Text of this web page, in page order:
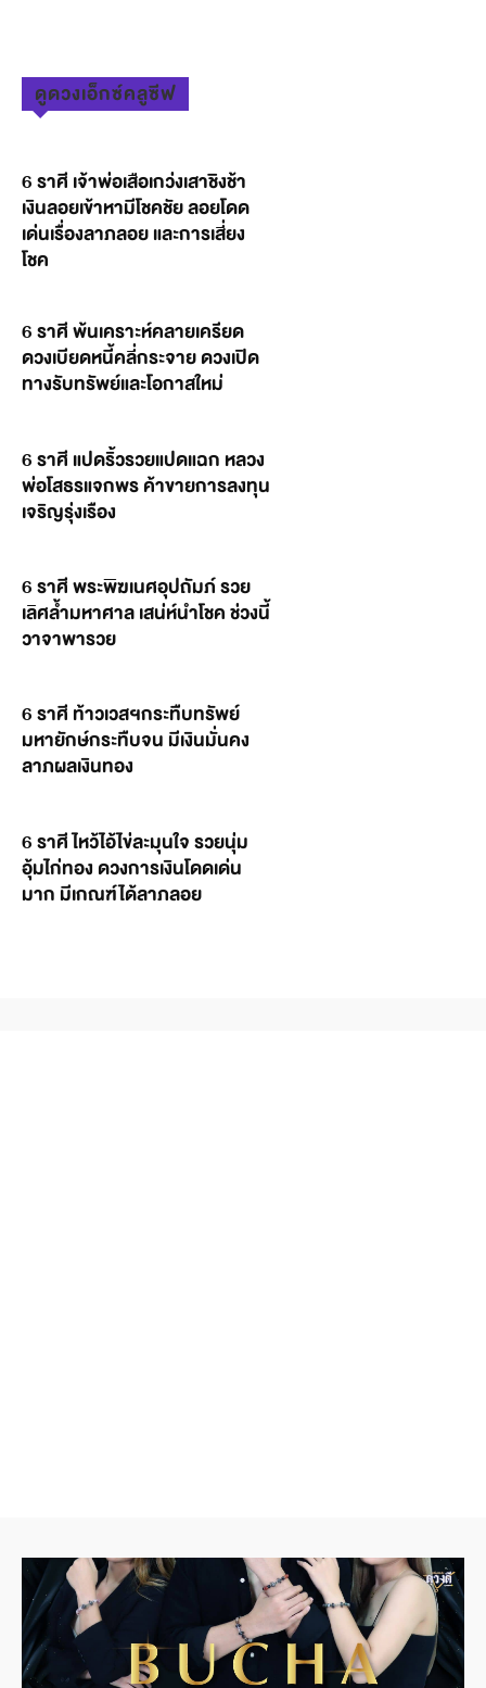
ดูดวงเอ็กซ์คลูซีฟ
6 ราศี เจ้าพ่อเสือเกว่งเสาชิงช้า
เงินลอยเข้าหามีโชคชัย ลอยโดด
เด่นเรื่องลาภลอย และการเสี่ยง
โชค
6 ราศี พ้นเคราะห์คลายเครียด
ดวงเบียดหนี้คลี่กระจาย ดวงเปิด
ทางรับทรัพย์และโอกาสใหม่
6 ราศี แปดริ้วรวยแปดแฉก หลวง
พ่อโสธรแจกพร ค้าขายการลงทุน
เจริญรุ่งเรือง
6 ราศี พระพิฆเนศอุปถัมภ์ รวย
เลิศล้ำมหาศาล เสน่ห์นำโชค ช่วงนี้
วาจาพารวย
6 ราศี ท้าวเวสฯกระทืบทรัพย์
มหายักษ์กระทืบจน มีเงินมั่นคง
ลาภผลเงินทอง
6 ราศี ไหว้ไอ้ไข่ละมุนใจ รวยนุ่ม
อุ้มไก่ทอง ดวงการเงินโดดเด่น
มาก มีเกณฑ์ได้ลาภลอย